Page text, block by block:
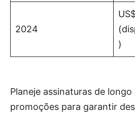
2024
)
Planeje assinaturas de
promoções para garantir